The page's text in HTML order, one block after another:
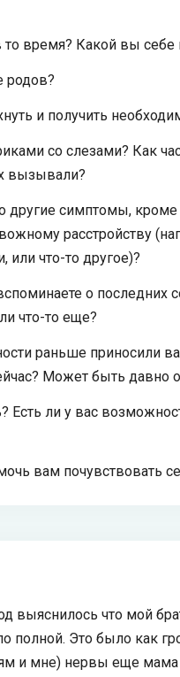
время? Какой вы себе
родов?
и получить
со слезами? Как
вызывали?
другие симптомы,
расстройству
что-то другое)?
о последних
что-то еще?
раньше приносили
Может быть давно
ли у вас
вам почувствовать
выяснилось что мой
полной. Это было как
и мне) нервы еще мама